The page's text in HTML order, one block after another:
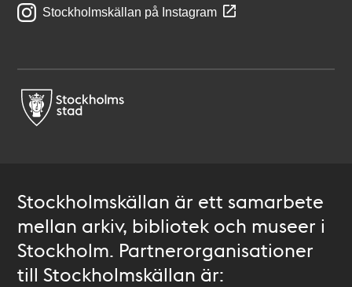
Stockholmskällan på Instagram
Stockholmskällan är ett samarbete
mellan arkiv, bibliotek och museer i
Stockholm. Partnerorganisationer
till Stockholmskällan är: